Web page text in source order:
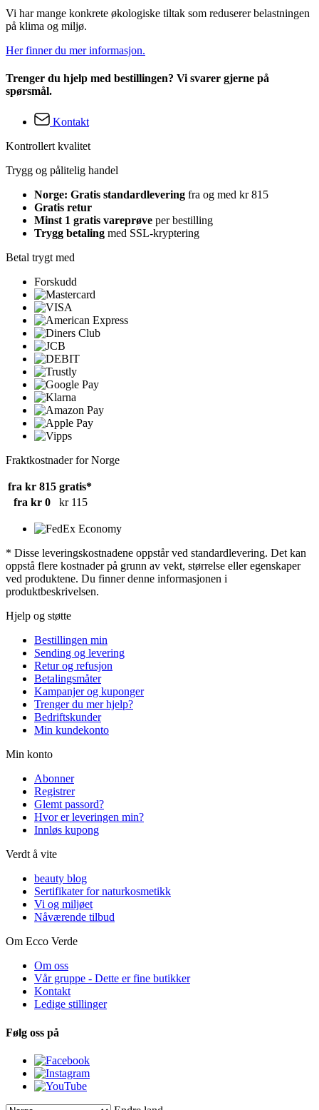
Vi har mange konkrete økologiske tiltak som reduserer belastningen
på klima og miljø.
Her finner du mer informasjon.
Trenger du hjelp med bestillingen? Vi svarer gjerne på
spørsmål.
Kontakt
Kontrollert kvalitet
Trygg og pålitelig handel
Norge: Gratis standardlevering fra og med kr 815
Gratis retur
Minst 1 gratis vareprøve per bestilling
Trygg betaling med SSL-kryptering
Betal trygt med
Forskudd
Fraktkostnader for Norge
fra kr 815 gratis*
fra kr 0
kr 115
* Disse leveringskostnadene oppstår ved standardlevering. Det kan
oppstå flere kostnader på grunn av vekt, størrelse eller egenskaper
ved produktene. Du finner denne informasjonen i
produktbeskrivelsen.
Hjelp og støtte
Bestillingen min
Sending og levering
Retur og refusjon
Betalingsmåter
Kampanjer og kuponger
Trenger du mer hjelp?
Bedriftskunder
Min kundekonto
Min konto
Abonner
Registrer
Glemt passord?
Hvor er leveringen min?
Innløs kupong
Verdt å vite
beauty blog
Sertifikater for naturkosmetikk
Vi og miljøet
Nåværende tilbud
Om Ecco Verde
Om oss
Vår gruppe - Dette er fine butikker
Kontakt
Ledige stillinger
Følg oss på